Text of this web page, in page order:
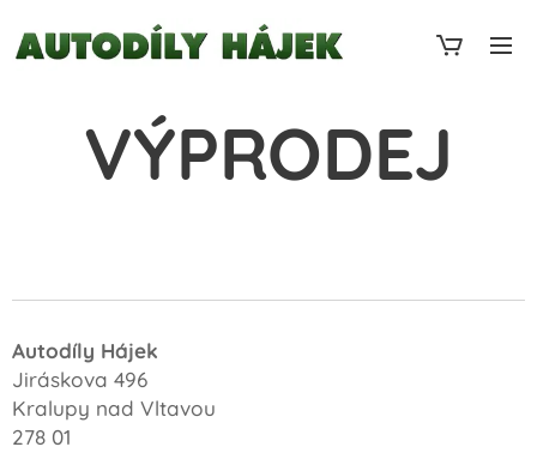
VÝPRODEJ
Autodíly Hájek
Jiráskova 496
Kralupy nad Vltavou
278 01